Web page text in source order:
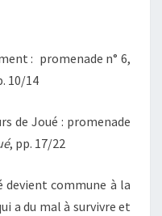
: promenade n° 6,
10/14
de Joué : promenade
, pp. 17/22
devient commune à la
a du mal à survivre et